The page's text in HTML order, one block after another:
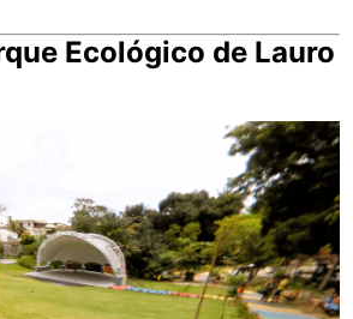
Ecológico de Lauro